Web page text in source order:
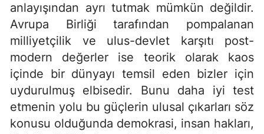
anlayışından ayrı tutmak mümkün değildir.
Avrupa Birliği tarafından pompalanan
milliyetçilik ve ulus-devlet karşıtı post-
modern değerler ise teorik olarak kaos
içinde bir dünyayı temsil eden bizler için
uydurulmuş elbisedir. Bunu daha iyi test
etmenin yolu bu güçlerin ulusal çıkarları söz
konusu olduğunda demokrasi, insan hakları,